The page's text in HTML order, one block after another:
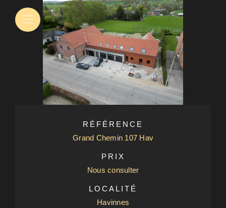
RÉFÉRENCE
Grand Chemin 107 Hav
PRIX
Nous consulter
LOCALITÉ
Havinnes